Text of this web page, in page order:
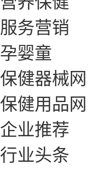
服务营销
孕婴童
保健器械网
保健用品网
企业推荐
行业头条